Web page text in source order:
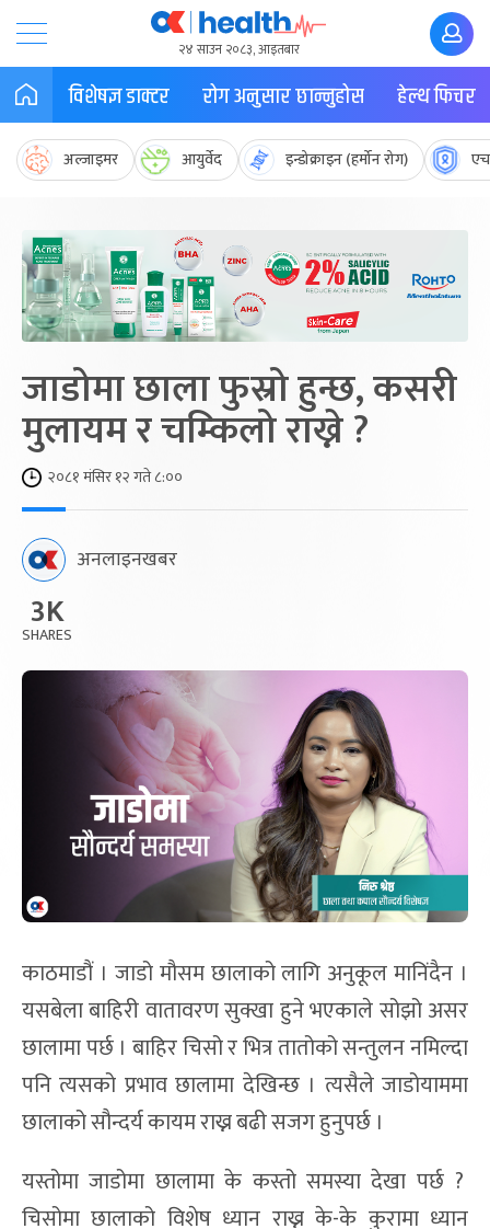
२४ साउन २०८३, आइतबार
विशेषज्ञ डाक्टर रोग अनुसार छान्नुहोस हेल्थ फिचर
अल्जाइमर आयुर्वेद इन्डोक्राइन (हर्मोन रोग)
जाडोमा छाला फुस्रो हुन्छ, कसरी
मुलायम र चम्किलो राख्ने ?
२०८१ मंसिर १२ गते ८:००
अनलाइनखबर
3K
SHARES
काठमाडौं । जाडो मौसम छालाको लागि अनुकूल मानिंदैन ।
यसबेला बाहिरी वातावरण सुक्खा हुने भएकाले सोझो असर
छालामा पर्छ । बाहिर चिसो र भित्र तातोको सन्तुलन नमिल्दा
पनि त्यसको प्रभाव छालामा देखिन्छ । त्यसैले जाडोयाममा
छालाको सौन्दर्य कायम राख्न बढी सजग हुनुपर्छ ।
यस्तोमा जाडोमा छालामा के कस्तो समस्या देखा पर्छ ?
चिसोमा छालाको विशेष ध्यान राख्न के-के कुरामा ध्यान